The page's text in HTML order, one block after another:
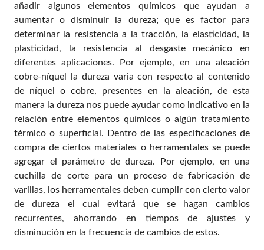
añadir algunos elementos químicos que ayudan a
aumentar o disminuir la dureza; que es factor para
determinar la resistencia a la tracción, la elasticidad, la
plasticidad, la resistencia al desgaste mecánico en
diferentes aplicaciones. Por ejemplo, en una aleación
cobre-níquel la dureza varia con respecto al contenido
de níquel o cobre, presentes en la aleación, de esta
manera la dureza nos puede ayudar como indicativo en la
relación entre elementos químicos o algún tratamiento
térmico o superficial. Dentro de las especificaciones de
compra de ciertos materiales o herramentales se puede
agregar el parámetro de dureza. Por ejemplo, en una
cuchilla de corte para un proceso de fabricación de
varillas, los herramentales deben cumplir con cierto valor
de dureza el cual evitará que se hagan cambios
recurrentes, ahorrando en tiempos de ajustes y
disminución en la frecuencia de cambios de estos.